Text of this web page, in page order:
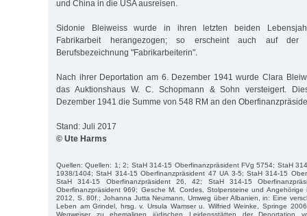
und China in die USA ausreisen.
Sidonie Bleiweiss wurde in ihren letzten beiden
Fabrikarbeit herangezogen; so erscheint auch auf der
Berufsbezeichnung "Fabrikarbeiterin".
Nach ihrer Deportation am 6. Dezember 1941 wurde Clara
das Auktionshaus W. C. Schopmann & Sohn versteigert.
Dezember 1941 die Summe von 548 RM an den
Stand: Juli 2017
© Ute Harms
Quellen: Quellen: 1; 2; StaH 314-15 Oberfinanzpräsident FVg 5754; StaH
1938/1404; StaH 314-15 Oberfinanzpräsident 47 UA 3-5; StaH 314-15
StaH 314-15 Oberfinanzpräsident 26, 42; StaH 314-15
Oberfinanzpräsident 969; Gesche M. Cordes, Stolpersteine und Angehörige
2012, S. 80f.; Johanna Jutta Neumann, Umweg über Albanien, in: Eine
Leben am Grindel, hrsg. v. Ursula Wamser u. Wilfried Weinke, Springe
Wegweiser zu ehemaligen jüdischen Leidensstätten der Deportation